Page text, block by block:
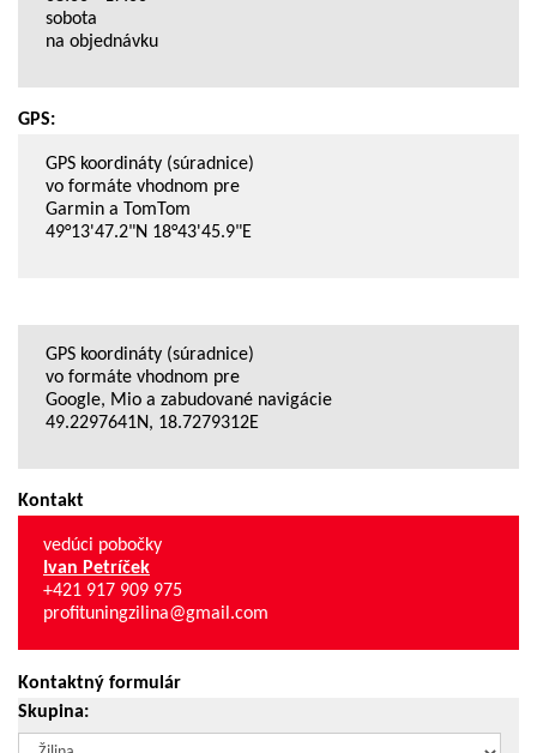
sobota
na objednávku
GPS:
GPS koordináty (súradnice)
vo formáte vhodnom pre
Garmin a TomTom
49°13'47.2"N 18°43'45.9"E
GPS koordináty (súradnice)
vo formáte vhodnom pre
Google, Mio a zabudované navigácie
49.2297641N, 18.7279312E
Kontakt
vedúci pobočky
Ivan Petríček
+421 917 909 975
profituningzilina@gmail.com
Kontaktný formulár
Skupina: